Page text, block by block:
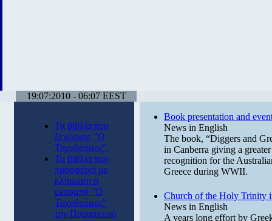
19:07:2010 - 06:07 EEST
Τα βιβλία που
ξεχώρισε "Ο
Ταχυδρόμος".
Τα βιβλία που
προσφέρει με
κλήρωση η
εκπομπή "Ο
Ταχυδρόμος"
την Παρασκευή
Book presentation and
News in English
The book, “Diggers and
in Canberra giving a
recognition for the
Greece during WWII.
Church of the Holy Trinity
News in English
A years long effort by